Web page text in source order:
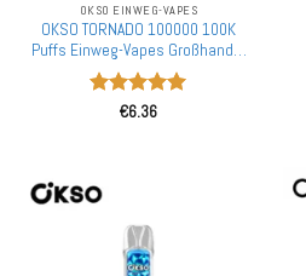
OKSO EINWEG-VAPES
OKSO TORNADO 100000 100K
Puffs Einweg-Vapes Großhandel
Dual Mesh Großer Geschmack
Mengenrabatt
Bewertet
€6.36